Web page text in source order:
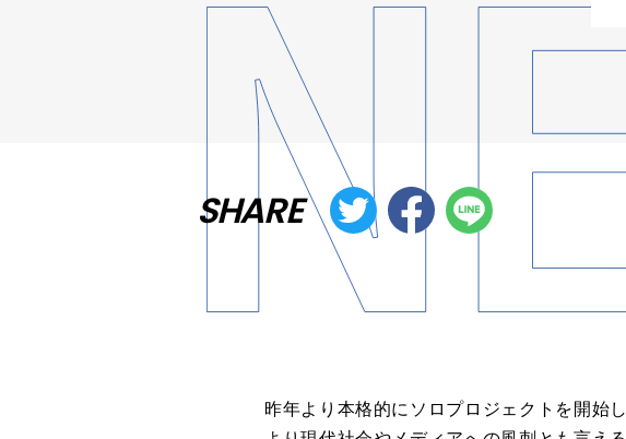
SHARE
昨年より本格的にソロプロジェクトを開始